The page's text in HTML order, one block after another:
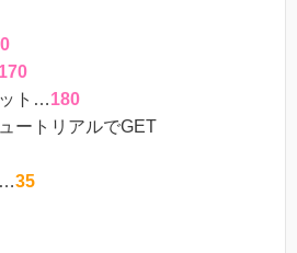
170
ット…180
ートリアルでGET
…35